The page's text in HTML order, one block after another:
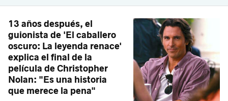
13 años después, el
guionista de 'El caballero
oscuro: La leyenda renace'
explica el final de la
película de Christopher
Nolan: "Es una historia
que merece la pena"